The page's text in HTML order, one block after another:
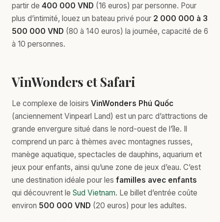
partir de 400 000 VND (16 euros) par personne. Pour
plus d’intimité, louez un bateau privé pour 2 000 000 à 3
500 000 VND (80 à 140 euros) la journée, capacité de 6
à 10 personnes.
VinWonders et Safari
Le complexe de loisirs VinWonders Phú Quốc
(anciennement Vinpearl Land) est un parc d’attractions de
grande envergure situé dans le nord-ouest de l’île. Il
comprend un parc à thèmes avec montagnes russes,
manège aquatique, spectacles de dauphins, aquarium et
jeux pour enfants, ainsi qu’une zone de jeux d’eau. C’est
une destination idéale pour les familles avec enfants
qui découvrent le Sud Vietnam. Le billet d’entrée coûte
environ 500 000 VND (20 euros) pour les adultes.